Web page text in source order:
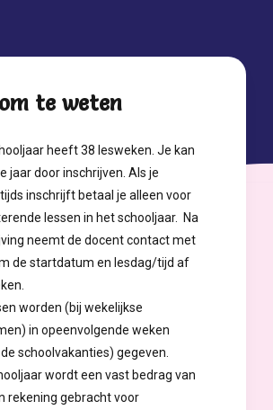
te weten
heeft 38 lesweken. Je kan
jaar door inschrijven. Als je
inschrijft betaal je alleen voor
lessen in het schooljaar. Na
neemt de docent contact met
de startdatum en lesdag/tijd af
worden (bij wekelijkse
in opeenvolgende weken
schoolvakanties) gegeven.
wordt een vast bedrag van
rekening gebracht voor